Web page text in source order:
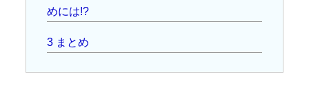
めには!?
3まとめ